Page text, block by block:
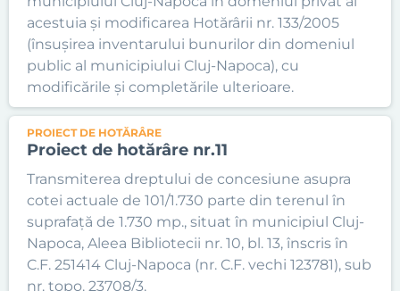
acestuia și modificarea Hotărârii nr. 133/2005
(însușirea inventarului bunurilor din domeniul
public al municipiului Cluj-Napoca), cu
modificările și completările ulterioare.
PROIECT DE HOTĂRÂRE
Proiect de hotărâre nr.11
Transmiterea dreptului de concesiune asupra
cotei actuale de 101/1.730 parte din terenul în
suprafață de 1.730 mp., situat în municipiul Cluj-
Napoca, Aleea Bibliotecii nr. 10, bl. 13, înscris în
C.F. 251414 Cluj-Napoca (nr. C.F. vechi 123781), sub
nr. topo. 23708/3.